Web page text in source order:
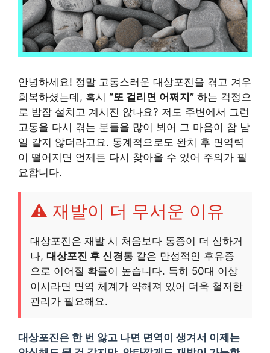
안녕하세요! 정말 고통스러운 대상포진을 겪고 겨우
회복하셨는데, 혹시 “또 걸리면 어쩌지” 하는 걱정으
로 밤잠 설치고 계시진 않나요? 저도 주변에서 그런
고통을 다시 겪는 분들을 많이 뵈어 그 마음이 참 남
일 같지 않더라고요. 통계적으로도 완치 후 면역력
이 떨어지면 언제든 다시 찾아올 수 있어 주의가 필
요합니다.
⚠️ 재발이 더 무서운 이유
대상포진은 재발 시 처음보다 통증이 더 심하거
나, 대상포진 후 신경통 같은 만성적인 후유증
으로 이어질 확률이 높습니다. 특히 50대 이상
이시라면 면역 체계가 약해져 있어 더욱 철저한
관리가 필요해요.
대상포진은 한 번 앓고 나면 면역이 생겨서 이제는